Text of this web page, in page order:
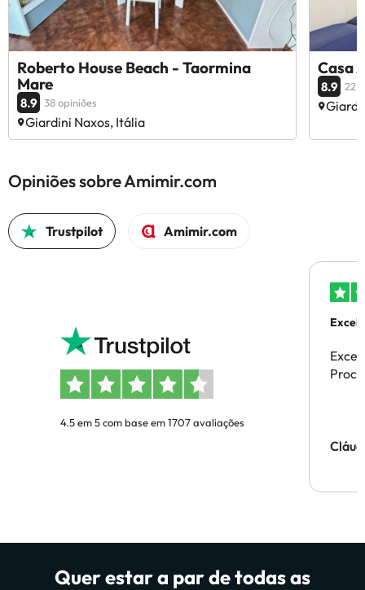
Roberto House Beach - Taormina
Mare
8.9 38 opiniões
Giardini Naxos, Itália
Casa
8.9 22
Opiniões sobre Amimir.com
Trustpilot Amimir.com
4.5 em 5 com base em 1707 avaliações
Quer estar a par de todas as